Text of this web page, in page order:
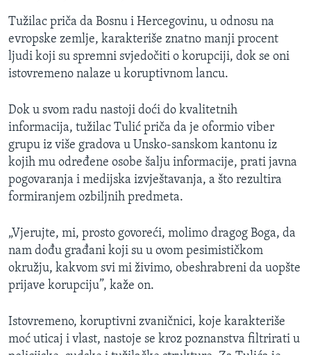
Tužilac priča da Bosnu i Hercegovinu, u odnosu na
evropske zemlje, karakteriše znatno manji procent
ljudi koji su spremni svjedočiti o korupciji, dok se oni
istovremeno nalaze u koruptivnom lancu.
Dok u svom radu nastoji doći do kvalitetnih
informacija, tužilac Tulić priča da je oformio viber
grupu iz više gradova u Unsko-sanskom kantonu iz
kojih mu određene osobe šalju informacije, prati javna
pogovaranja i medijska izvještavanja, a što rezultira
formiranjem ozbiljnih predmeta.
„Vjerujte, mi, prosto govoreći, molimo dragog Boga, da
nam dođu građani koji su u ovom pesimističkom
okružju, kakvom svi mi živimo, obeshrabreni da uopšte
prijave korupciju”, kaže on.
Istovremeno, koruptivni zvaničnici, koje karakteriše
moć uticaj i vlast, nastoje se kroz poznanstva filtrirati u